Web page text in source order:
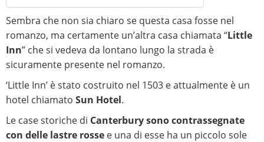
Sembra che non sia chiaro se questa casa fosse nel
romanzo, ma certamente un’altra casa chiamata “Little
Inn” che si vedeva da lontano lungo la strada è
sicuramente presente nel romanzo.
‘Little Inn’ è stato costruito nel 1503 e attualmente è un
hotel chiamato Sun Hotel.
Le case storiche di Canterbury sono contrassegnate
con delle lastre rosse e una di esse ha un piccolo sole